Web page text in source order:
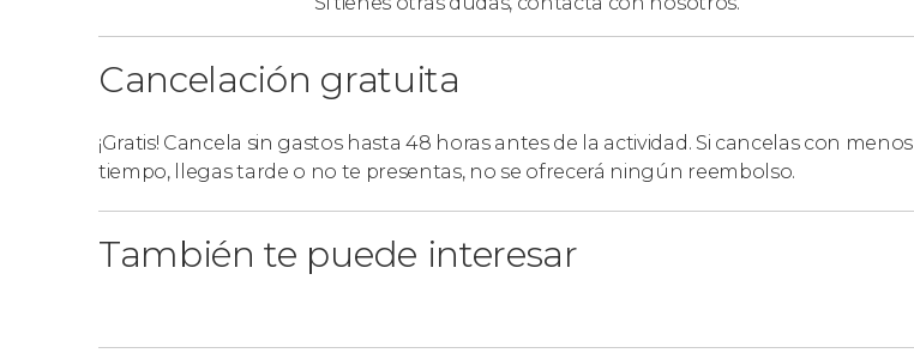
Importante
Debéis tener en cuenta que este tour se realiza a pie y en transporte público.
Cancelación gratuita
¡Gratis! Cancela sin gastos hasta 48 horas antes de la actividad. Si cancelas con menos
tiempo, llegas tarde o no te presentas, no se ofrecerá ningún reembolso.
También te puede interesar